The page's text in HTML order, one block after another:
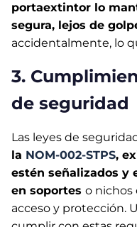
portaextintor lo
segura, lejos de
accidentalmente, lo
3.
de seguridad
Las leyes de
la NOM-002-STPS,
estén señalizados y
en soportes o nichos
acceso y protección.